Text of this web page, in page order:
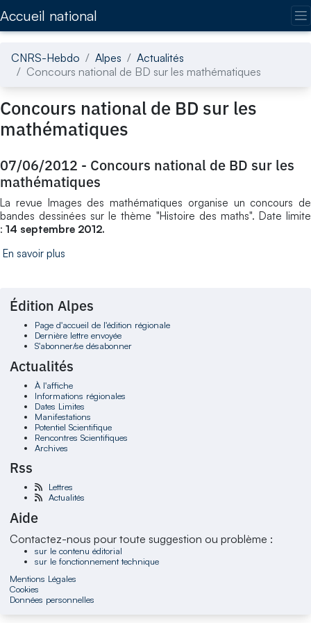
Accueil national
CNRS-Hebdo Alpes
Actualités
Concours national de BD sur les mathématiques
Concours national de BD sur les
mathématiques
07/06/2012 - Concours national de BD sur les
mathématiques
La revue Images des mathématiques organise un concours de
bandes dessinées sur le thème "Histoire des maths". Date limite
: 14 septembre 2012.
En savoir plus
Édition Alpes
Page d'accueil de l'édition régionale
Dernière lettre envoyée
S'abonner/se désabonner
Actualités
À l'affiche
Informations régionales
Dates Limites
Manifestations
Potentiel Scientifique
Rencontres Scientifiques
Archives
Rss
Lettres
Actualités
Aide
Contactez-nous pour toute suggestion ou problème :
sur le contenu éditorial
sur le fonctionnement technique
Mentions Légales
Cookies
Données personnelles